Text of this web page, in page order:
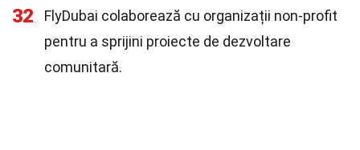
32
FlyDubai colaborează cu organizații non-profit
pentru a sprijini proiecte de dezvoltare
comunitară.